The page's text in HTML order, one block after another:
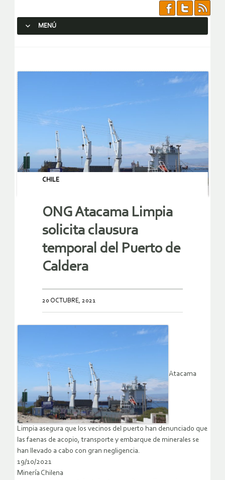
MENÚ
CHILE
ONG Atacama Limpia
solicita clausura
temporal del Puerto de
Caldera
20 OCTUBRE, 2021
Atacama
Limpia asegura que los vecinos del puerto han denunciado que
las faenas de acopio, transporte y embarque de minerales se
han llevado a cabo con gran negligencia.
19/10/2021
Minería Chilena